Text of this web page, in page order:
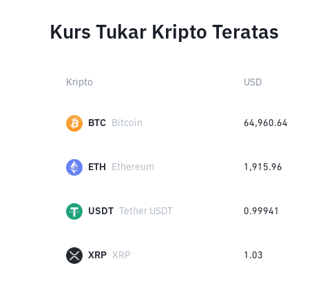
Kurs Tukar Kripto Teratas
Kripto USD
BTC Bitcoin 64,960.64
ETH Ethereum 1,915.96
USDT Tether USDT 0.99941
XRP XRP 1.03